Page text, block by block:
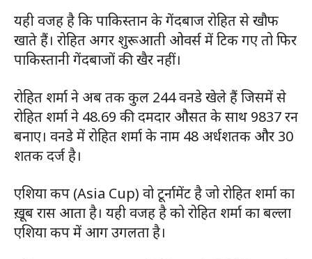
यही वजह है कि पाकिस्तान के गेंदबाज रोहित से खौफ
खाते हैं। रोहित अगर शुरूआती ओवर्स में टिक गए तो फिर
पाकिस्तानी गेंदबाजों की खैर नहीं।
रोहित शर्मा ने अब तक कुल 244 वनडे खेले हैं जिसमें से
रोहित शर्मा ने 48.69 की दमदार औसत के साथ 9837 रन
बनाए। वनडे में रोहित शर्मा के नाम 48 अर्धशतक और 30
शतक दर्ज है।
एशिया कप (Asia Cup) वो टूर्नामेंट है जो रोहित शर्मा का
खू़ब रास आता है। यही वजह है को रोहित शर्मा का बल्ला
एशिया कप में आग उगलता है।